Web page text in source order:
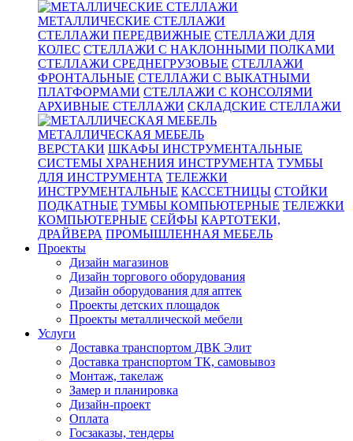
МЕТАЛЛИЧЕСКИЕ СТЕЛЛАЖИ
СТЕЛЛАЖИ ПЕРЕДВИЖНЫЕ СТЕЛЛАЖИ ДЛЯ
КОЛЕС СТЕЛЛАЖИ С НАКЛОННЫМИ ПОЛКАМИ
СТЕЛЛАЖИ СРЕДНЕГРУЗОВЫЕ СТЕЛЛАЖИ
ФРОНТАЛЬНЫЕ СТЕЛЛАЖИ С ВЫКАТНЫМИ
ПЛАТФОРМАМИ СТЕЛЛАЖИ С КОНСОЛЯМИ
АРХИВНЫЕ СТЕЛЛАЖИ СКЛАДСКИЕ СТЕЛЛАЖИ
МЕТАЛЛИЧЕСКАЯ МЕБЕЛЬ
ВЕРСТАКИ ШКАФЫ ИНСТРУМЕНТАЛЬНЫЕ
СИСТЕМЫ ХРАНЕНИЯ ИНСТРУМЕНТА ТУМБЫ
ДЛЯ ИНСТРУМЕНТА ТЕЛЕЖКИ
ИНСТРУМЕНТАЛЬНЫЕ КАССЕТНИЦЫ СТОЙКИ
ПОДКАТНЫЕ ТУМБЫ КОМПЬЮТЕРНЫЕ ТЕЛЕЖКИ
КОМПЬЮТЕРНЫЕ СЕЙФЫ КАРТОТЕКИ,
ДРАЙВЕРА ПРОМЫШЛЕННАЯ МЕБЕЛЬ
Проекты
Дизайн магазинов
Дизайн торгового оборудования
Дизайн оборудования для аптек
Проекты детских площадок
Проекты металлической мебели
Услуги
Доставка транспортом ДВК Элит
Доставка транспортом ТК, самовывоз
Монтаж, такелаж
Замер и планировка
Дизайн-проект
Оплата
Госзаказы, тендеры